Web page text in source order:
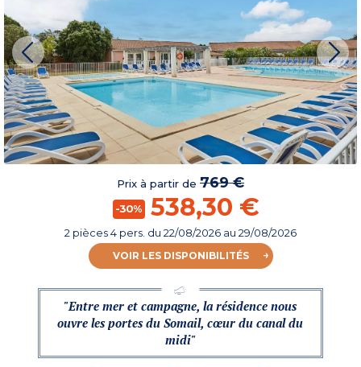
Prix à partir de 769 €
-30% 538,30 €
2 pièces 4 pers. du 22/08/2026 au 29/08/2026
VOIR LES DISPONIBILITÉS
"Entre mer et campagne, la résidence nous
ouvre les portes du Somail, cœur du canal du
midi"